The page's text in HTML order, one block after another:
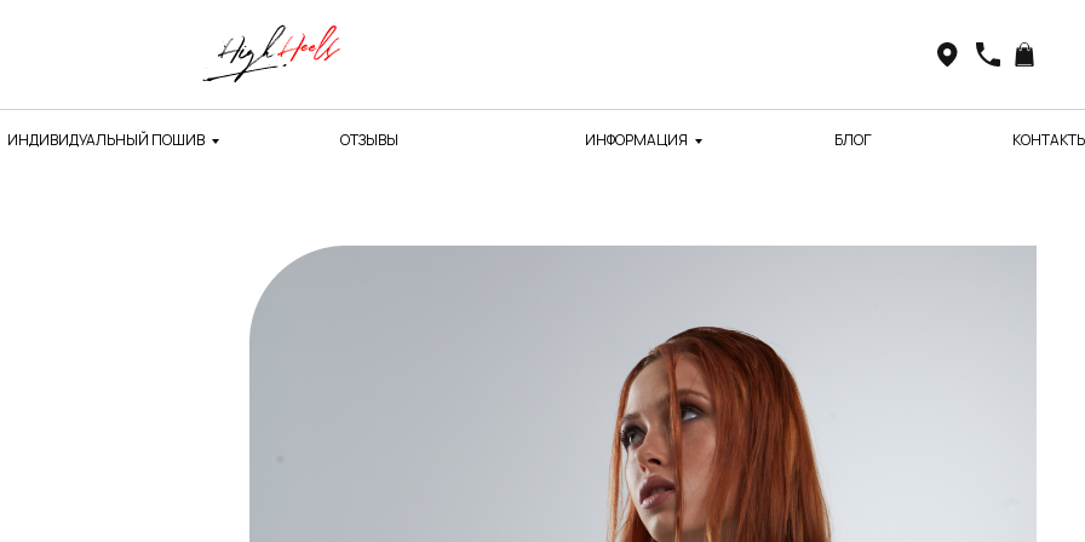
ИНДИВИДУАЛЬНЫЙ ПОШИВ ОТЗЫВЫ ИНФОРМАЦИЯ БЛОГ